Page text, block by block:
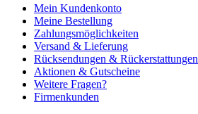
Mein Kundenkonto
Meine Bestellung
Zahlungsmöglichkeiten
Versand & Lieferung
Rücksendungen & Rückerstattungen
Aktionen & Gutscheine
Weitere Fragen?
Firmenkunden